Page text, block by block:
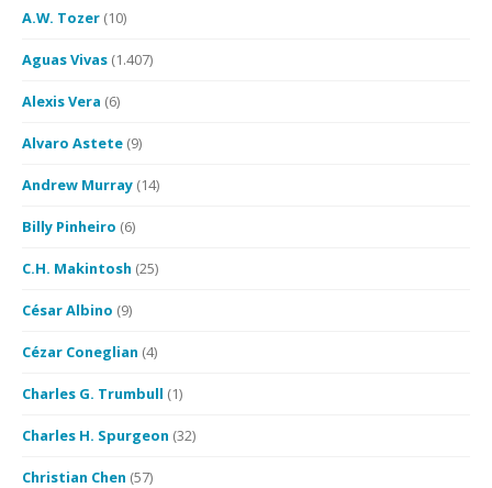
A.W. Tozer (10)
Aguas Vivas (1.407)
Alexis Vera (6)
Alvaro Astete (9)
Andrew Murray (14)
Billy Pinheiro (6)
C.H. Makintosh (25)
César Albino (9)
Cézar Coneglian (4)
Charles G. Trumbull (1)
Charles H. Spurgeon (32)
Christian Chen (57)